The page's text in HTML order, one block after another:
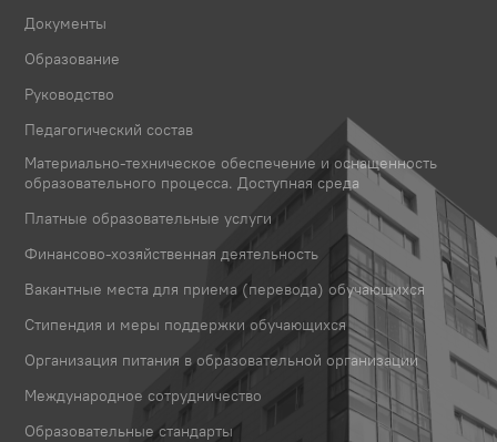
Документы
Образование
Руководство
Педагогический состав
Материально-техническое обеспечение и оснащенность
образовательного процесса. Доступная среда
Платные образовательные услуги
Финансово-хозяйственная деятельность
Вакантные места для приема (перевода) обучающихся
Стипендия и меры поддержки обучающихся
Организация питания в образовательной организации
Международное сотрудничество
Образовательные стандарты